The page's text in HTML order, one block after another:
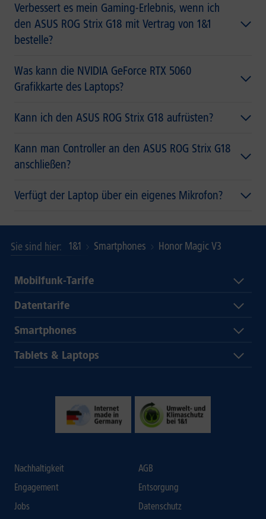
Verbessert es mein Gaming-Erlebnis, wenn ich
den ASUS ROG Strix G18 mit Vertrag von 1&1
bestelle?
Was kann die NVIDIA GeForce RTX 5060
Grafikkarte des Laptops?
Kann ich den ASUS ROG Strix G18 aufrüsten?
Kann man Controller an den ASUS ROG Strix G18
anschließen?
Verfügt der Laptop über ein eigenes Mikrofon?
Sie sind hier 1&1 Smartphones Honor Magic V3
Mobilfunk-Tarife
Datentarife
Smartphones
Tablets & Laptops
Nachhaltigkeit
Engagement
Jobs
AGB
Entsorgung
Datenschutz